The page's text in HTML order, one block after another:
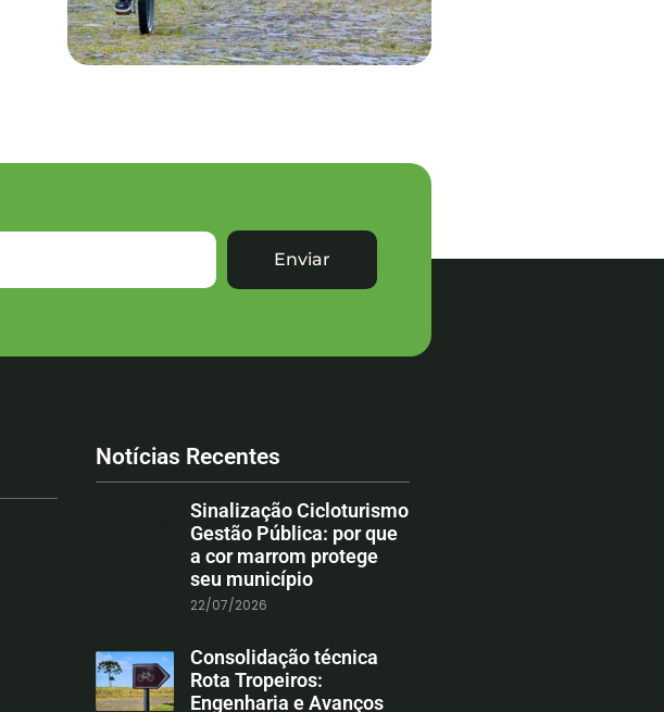
Enviar
Notícias Recentes
Sinalização Cicloturismo
Gestão Pública: por que
a cor marrom protege
seu município
22/07/2026
Consolidação técnica
Rota Tropeiros:
Engenharia e Avanços